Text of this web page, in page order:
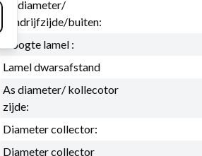
As diameter/
aandrijfzijde/buiten:
Hoogte lamel :
Lamel dwarsafstand
As diameter/ kollecotor
zijde:
Diameter collector:
Diameter collector